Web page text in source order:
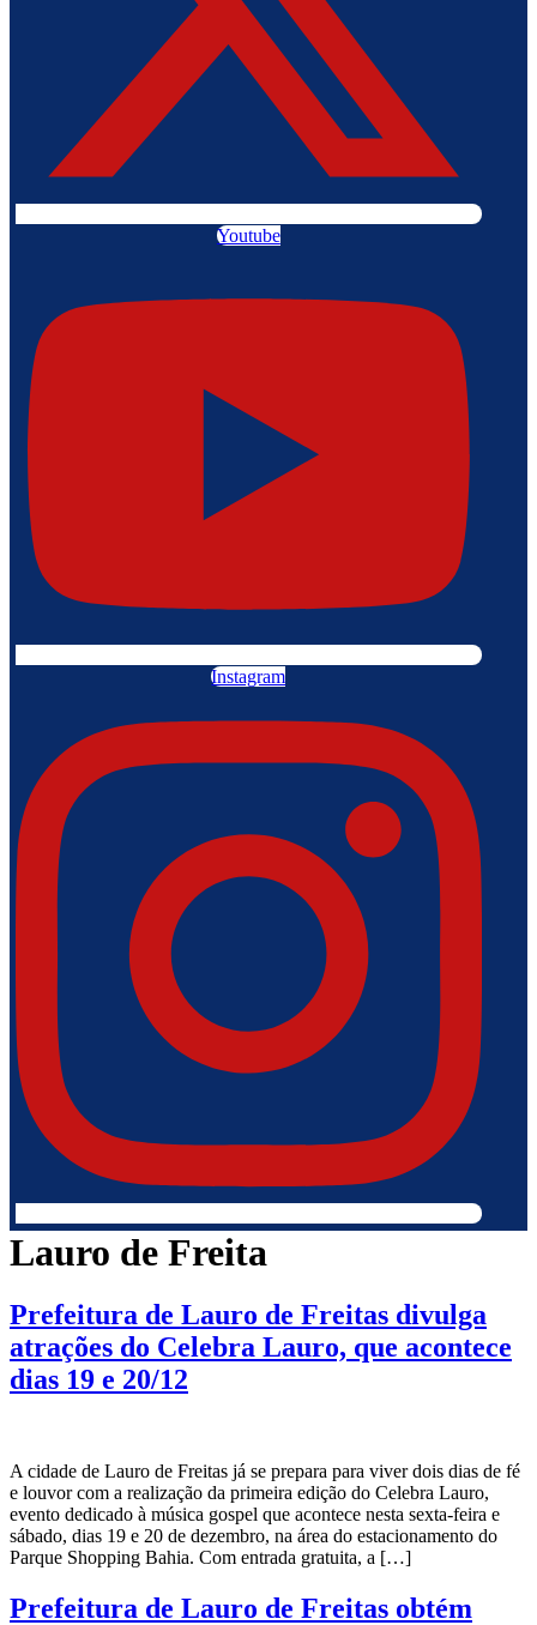
Youtube
Instagram
Lauro de Freita
Prefeitura de Lauro de Freitas divulga
atrações do Celebra Lauro, que acontece
dias 19 e 20/12
A cidade de Lauro de Freitas já se prepara para viver dois dias de fé
e louvor com a realização da primeira edição do Celebra Lauro,
evento dedicado à música gospel que acontece nesta sexta-feira e
sábado, dias 19 e 20 de dezembro, na área do estacionamento do
Parque Shopping Bahia. Com entrada gratuita, a […]
Prefeitura de Lauro de Freitas obtém